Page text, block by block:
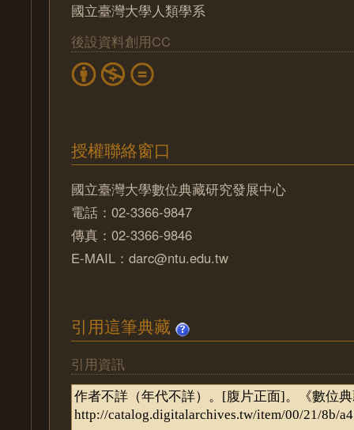
國立臺灣大學人類學系
後設資料創用CC
授權聯絡窗口
國立臺灣大學數位典藏研究發展中心
電話：02-3366-9847
傳真：02-3366-9846
E-MAIL：darc@ntu.edu.tw
引用這筆典藏
引用資訊